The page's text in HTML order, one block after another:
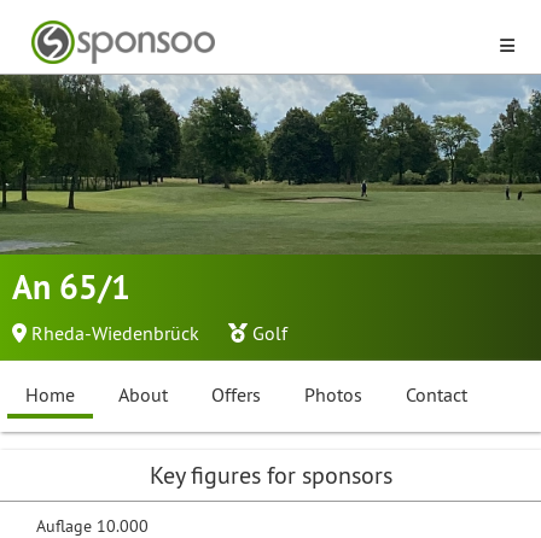
An 65/1
Rheda-Wiedenbrück Golf
Home About Offers Photos Contact
Key figures for sponsors
Auflage 10.000